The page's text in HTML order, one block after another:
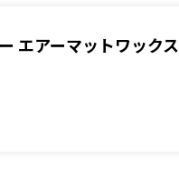
エアーマットワックス